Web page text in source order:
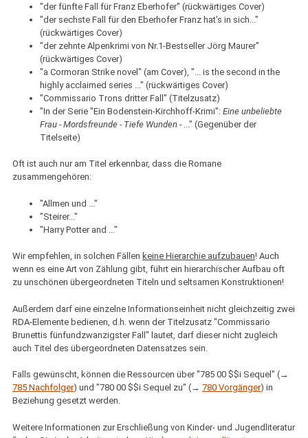
"der fünfte Fall für Franz Eberhofer" (rückwärtiges Cover)
"der sechste Fall für den Eberhofer Franz hat's in sich..."
(rückwärtiges Cover)
"der zehnte Alpenkrimi von Nr.1-Bestseller Jörg Maurer"
(rückwärtiges Cover)
"a Cormoran Strike novel" (am Cover), "... is the second in the
highly acclaimed series ..." (rückwärtiges Cover)
"Commissario Trons dritter Fall" (Titelzusatz)
"In der Serie "Ein Bodenstein-Kirchhoff-Krimi": Eine unbeliebte
Frau - Mordsfreunde - Tiefe Wunden -..." (Gegenüber der
Titelseite)
Oft ist auch nur am Titel erkennbar, dass die Romane
zusammengehören:
"Allmen und ..."
"Steirer..."
"Harry Potter and ..."
Wir empfehlen, in solchen Fällen keine Hierarchie aufzubauen! Auch
wenn es eine Art von Zählung gibt, führt ein hierarchischer Aufbau oft
zu unschönen übergeordneten Titeln und seltsamen Konstruktionen!
Außerdem darf eine einzelne Informationseinheit nicht gleichzeitig zwei
RDA-Elemente bedienen, d.h. wenn der Titelzusatz "Commissario
Brunettis fünfundzwanzigster Fall" lautet, darf dieser nicht zugleich
auch Titel des übergeordneten Datensatzes sein.
Falls gewünscht, können die Ressourcen über "785 00 $$i Sequel" (→
785 Nachfolger) und "780 00 $$i Sequel zu" (→ 780 Vorgänger) in
Beziehung gesetzt werden.
Weitere Informationen zur Erschließung von Kinder- und Jugendliteratur